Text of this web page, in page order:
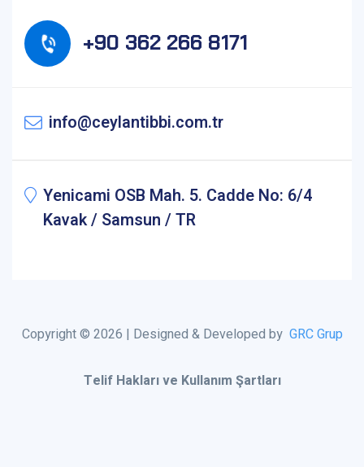
+90 362 266 8171
info@ceylantibbi.com.tr
Yenicami OSB Mah. 5. Cadde No: 6/4
Kavak / Samsun / TR
Copyright © 2026 | Designed & Developed by GRC Grup
Telif Hakları ve Kullanım Şartları